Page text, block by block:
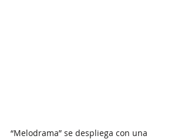
“Melodrama” se despliega con una